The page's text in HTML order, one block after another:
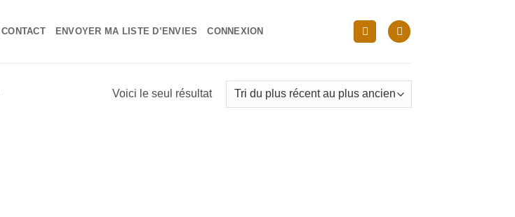
CONTACT ENVOYER MA LISTE D’ENVIES CONNEXION
Voici le seul résultat